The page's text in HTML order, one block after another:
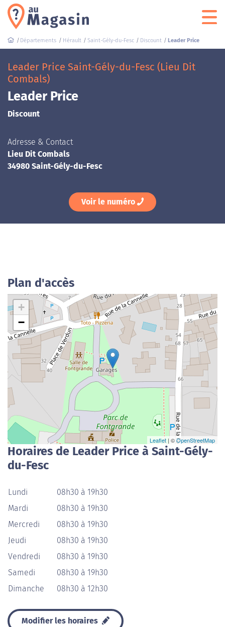
Départements Hérault Saint-Gély-du-Fesc Discount Leader Price
Leader Price Saint-Gély-du-Fesc (Lieu Dit
Combals)
Leader Price
Discount
Adresse & Contact
Lieu Dit Combals
34980 Saint-Gély-du-Fesc
Voir le numéro
Plan d'accès
+
−
Leaflet | ©OpenStreetMap
Horaires de Leader Price à Saint-Gély-
du-Fesc
Lundi
08h30 à 19h30
Mardi
08h30 à 19h30
Mercredi
08h30 à 19h30
Jeudi
08h30 à 19h30
Vendredi
08h30 à 19h30
Samedi
08h30 à 19h30
Dimanche
08h30 à 12h30
Modifier les horaires